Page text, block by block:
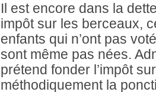
Il est encore dans la
impôt sur les berceaux,
enfants qui n’ont pas
sont même pas nées.
prétend fonder l’impôt
méthodiquement la